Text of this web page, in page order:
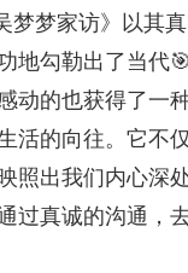
梦梦家访》以其
地勾勒出了当代
动的也获得了一
活的向往。它不仅
照出我们内心深
过真诚的沟通，